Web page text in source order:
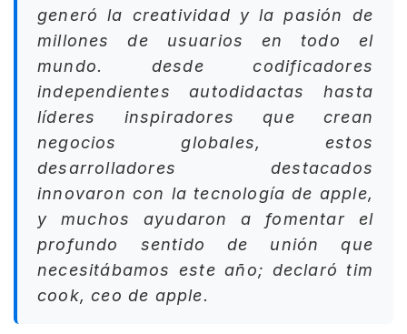
generó la creatividad y la pasión de
millones de usuarios en todo el
mundo. desde codificadores
independientes autodidactas hasta
líderes inspiradores que crean
negocios globales, estos
desarrolladores destacados
innovaron con la tecnología de apple,
y muchos ayudaron a fomentar el
profundo sentido de unión que
necesitábamos este año; declaró tim
cook, ceo de apple.